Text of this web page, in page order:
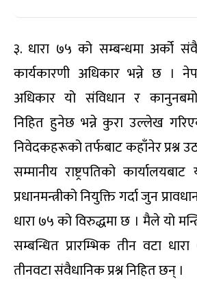
३. धारा ७५ को सम्बन्धमा अर्को
कार्यकारणी अधिकार भन्ने छ ।
अधिकार यो संविधान र
निहित हुनेछ भन्ने कुरा उल्लेख
निवेदकहरूको तर्फबाट कहाँनेर प्रश्न
सम्मानीय राष्ट्रपतिको कार्यालयबाट
प्रधानमन्त्रीको नियुक्ति गर्दा जुन
धारा ७५ को विरुद्धमा छ । मैले यो
सम्बन्धित प्रारम्भिक तीन वटा
तीनवटा संवैधानिक प्रश्न निहित छन् ।